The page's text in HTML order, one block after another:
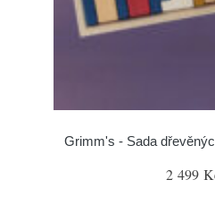
Grimm's - Sada
2 499